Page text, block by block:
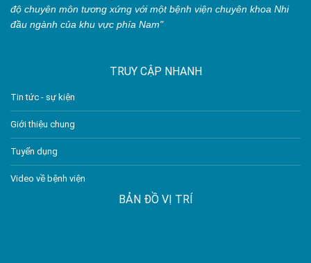
độ chuyên môn tương xứng với một bệnh viện chuyên khoa Nhi
đầu ngành của khu vực phía Nam"
TRUY CẬP NHANH
Tin tức - sự kiện
Giới thiệu chung
Tuyển dụng
Video về bệnh viện
BẢN ĐỒ VỊ TRÍ